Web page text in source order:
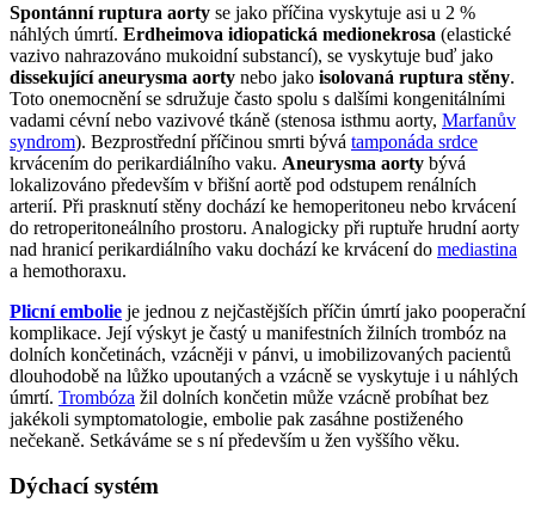
Spontánní ruptura aorty se jako příčina vyskytuje asi u 2 %
náhlých úmrtí. Erdheimova idiopatická medionekrosa (elastické
vazivo nahrazováno mukoidní substancí), se vyskytuje buď jako
dissekující aneurysma aorty nebo jako isolovaná ruptura stěny.
Toto onemocnění se sdružuje často spolu s dalšími kongenitálními
vadami cévní nebo vazivové tkáně (stenosa isthmu aorty, Marfanův
syndrom). Bezprostřední příčinou smrti bývá tamponáda srdce
krvácením do perikardiálního vaku. Aneurysma aorty bývá
lokalizováno především v břišní aortě pod odstupem renálních
arterií. Při prasknutí stěny dochází ke hemoperitoneu nebo krvácení
do retroperitoneálního prostoru. Analogicky při ruptuře hrudní aorty
nad hranicí perikardiálního vaku dochází ke krvácení do mediastina
a hemothoraxu.
Plicní embolie je jednou z nejčastějších příčin úmrtí jako pooperační
komplikace. Její výskyt je častý u manifestních žilních trombóz na
dolních končetinách, vzácněji v pánvi, u imobilizovaných pacientů
dlouhodobě na lůžko upoutaných a vzácně se vyskytuje i u náhlých
úmrtí. Trombóza žil dolních končetin může vzácně probíhat bez
jakékoli symptomatologie, embolie pak zasáhne postiženého
nečekaně. Setkáváme se s ní především u žen vyššího věku.
Dýchací systém